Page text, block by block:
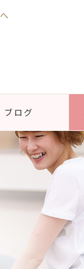
ブログ